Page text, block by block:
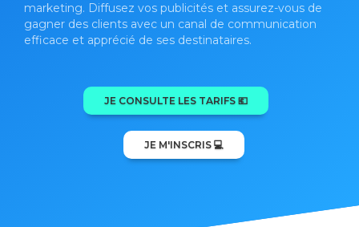
marketing. Diffusez vos publicités et assurez-vous de
gagner des clients avec un canal de communication
efficace et apprécié de ses destinataires.
JE CONSULTE LES TARIFS 💶
JE M'INSCRIS 💻